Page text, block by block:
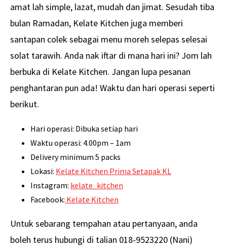
amat lah simple, lazat, mudah dan jimat. Sesudah tiba
bulan Ramadan, Kelate Kitchen juga memberi
santapan colek sebagai menu moreh selepas selesai
solat tarawih. Anda nak iftar di mana hari ini? Jom lah
berbuka di Kelate Kitchen. Jangan lupa pesanan
penghantaran pun ada! Waktu dan hari operasi seperti
berikut.
Hari operasi: Dibuka setiap hari
Waktu operasi: 4.00pm – 1am
Delivery minimum 5 packs
Lokasi: Kelate Kitchen Prima Setapak KL
Instagram: kelate_kitchen
Facebook: Kelate Kitchen
Untuk sebarang tempahan atau pertanyaan, anda
boleh terus hubungi di talian 018-9523220 (Nani)